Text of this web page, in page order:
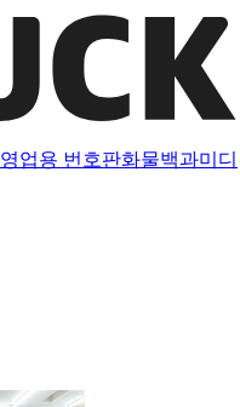
영업용 번호판화물백과미디